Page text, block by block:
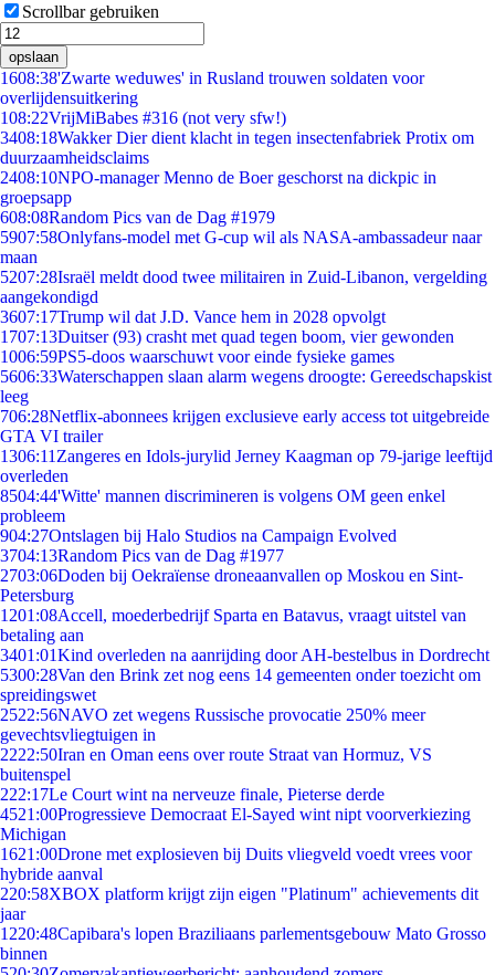
Scrollbar gebruiken
opslaan
1608:38'Zwarte weduwes' in Rusland trouwen soldaten voor
overlijdensuitkering
108:22VrijMiBabes #316 (not very sfw!)
3408:18Wakker Dier dient klacht in tegen insectenfabriek Protix om
duurzaamheidsclaims
2408:10NPO-manager Menno de Boer geschorst na dickpic in
groepsapp
608:08Random Pics van de Dag #1979
5907:58Onlyfans-model met G-cup wil als NASA-ambassadeur naar
maan
5207:28Israël meldt dood twee militairen in Zuid-Libanon, vergelding
aangekondigd
3607:17Trump wil dat J.D. Vance hem in 2028 opvolgt
1707:13Duitser (93) crasht met quad tegen boom, vier gewonden
1006:59PS5-doos waarschuwt voor einde fysieke games
5606:33Waterschappen slaan alarm wegens droogte: Gereedschapskist
leeg
706:28Netflix-abonnees krijgen exclusieve early access tot uitgebreide
GTA VI trailer
1306:11 Zangeres en Idols-jurylid Jerney Kaagman op 79-jarige leeftijd
overleden
8504:44'Witte' mannen discrimineren is volgens OM geen enkel
probleem
904:27Ontslagen bij Halo Studios na Campaign Evolved
3704:13Random Pics van de Dag #1977
2703:06Doden bij Oekraïense droneaanvallen op Moskou en Sint-
Petersburg
1201:08Accell, moederbedrijf Sparta en Batavus, vraagt uitstel van
betaling aan
3401:01Kind overleden na aanrijding door AH-bestelbus in Dordrecht
5300:28Van den Brink zet nog eens 14 gemeenten onder toezicht om
spreidingswet
2522:56NAVO zet wegens Russische provocatie 250% meer
gevechtsvliegtuigen in
2222:50Iran en Oman eens over route Straat van Hormuz, VS
buitenspel
222:17Le Court wint na nerveuze finale, Pieterse derde
4521:00Progressieve Democraat El-Sayed wint nipt voorverkiezing
Michigan
1621:00Drone met explosieven bij Duits vliegveld voedt vrees voor
hybride aanval
220:58XBOX platform krijgt zijn eigen "Platinum" achievements dit
jaar
1220:48Capibara's lopen Braziliaans parlementsgebouw Mato Grosso
binnen